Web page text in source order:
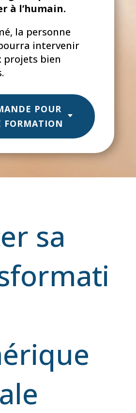
à l’humain.
la personne
intervenir
projets bien
POUR
FORMATION
sa